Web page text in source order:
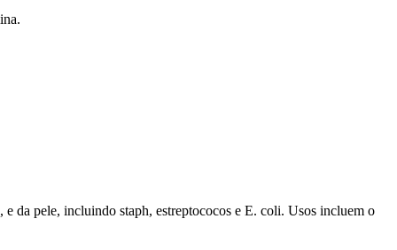
da pele, incluindo staph, estreptococos e E. coli. Usos incluem o